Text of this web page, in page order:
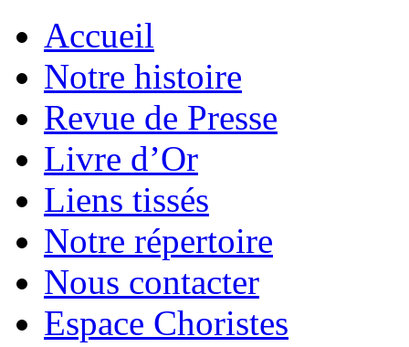
Accueil
Notre histoire
Revue de Presse
Livre d’Or
Liens tissés
Notre répertoire
Nous contacter
Espace Choristes